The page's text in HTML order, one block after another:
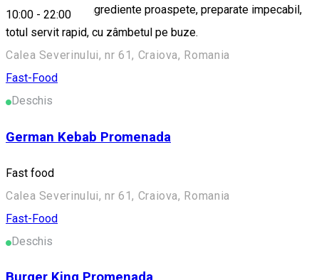
10:00 - 22:00
Rețete unice cu ingrediente proaspete, preparate impecabil,
totul servit rapid, cu zâmbetul pe buze.
Calea Severinului, nr 61, Craiova, Romania
Fast-Food
Deschis
German Kebab Promenada
Fast food
Calea Severinului, nr 61, Craiova, Romania
Fast-Food
Deschis